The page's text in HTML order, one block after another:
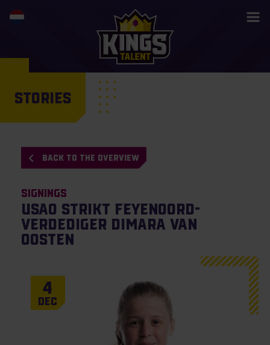
STORIES
BACK TO THE OVERVIEW
Signings
USAO strikt Feyenoord-
verdediger Dimara van
Oosten
4
Dec